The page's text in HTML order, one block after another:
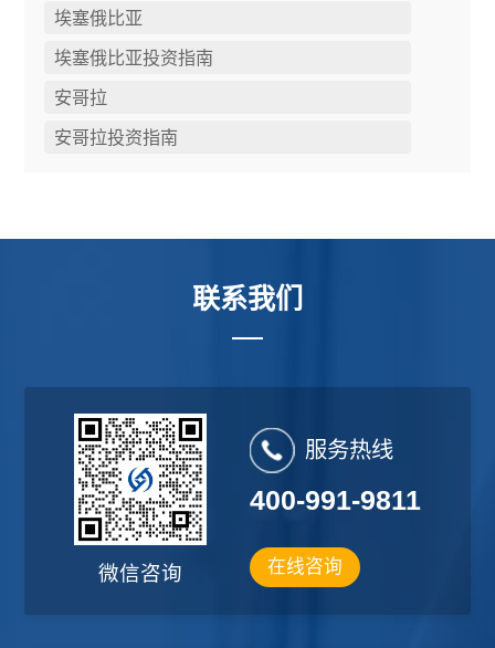
埃塞俄比亚
埃塞俄比亚投资指南
安哥拉
安哥拉投资指南
联系我们
微信咨询
服务热线
400-991-9811
在线咨询